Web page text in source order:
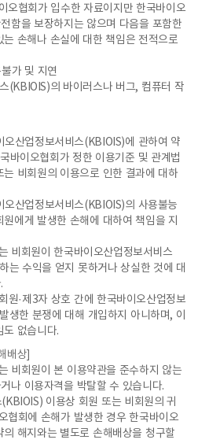
오협회가 입수한 자료이지만 한국바이오
함을 보장하지는 않으며 다음을 포함한
손해나 손실에 대한 책임은 전적으로
가 및 지연
(KBIOIS)의 바이러스나 버그, 컴퓨터 작
오산업정보서비스(KBIOIS)에 관하여 약
바이오협회가 정한 이용기준 및 관계법
비회원의 이용으로 인한 결과에 대하
오산업정보서비스(KBIOIS)의 사용불능
에게 발생한 손해에 대하여 책임을 지
비회원이 한국바이오산업정보서비스
는 수익을 얻지 못하거나 상실한 것에 대
원·제3자 상호 간에 한국바이오산업정보
생한 분쟁에 대해 개입하지 아니하며, 이
없습니다.
배상]
비회원이 본 이용약관을 준수하지 않는
나 이용자격을 박탈할 수 있습니다.
이용상 회원 또는 비회원의 귀
협회에 손해가 발생한 경우 한국바이오
해지와는 별도로 손해배상을 청구할